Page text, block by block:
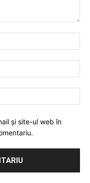
și site-ul web în